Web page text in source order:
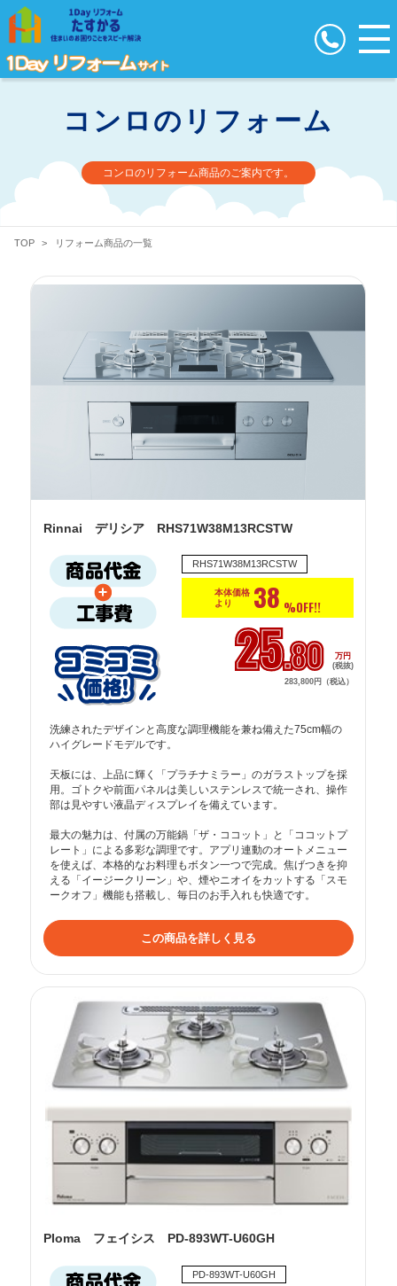
コンロのリフォーム
コンロのリフォーム商品のご案内です。
TOP > リフォーム商品の一覧
Rinnai デリシア RHS71W38M13RCSTW
RHS71W38M13RCSTW
本体価格
より
38 %OFF!!
25.80
万円
(税抜)
283,800円（税込）
洗練されたデザインと高度な調理機能を兼ね備えた75cm幅の
ハイグレードモデルです。
天板には、上品に輝く「プラチナミラー」のガラストップを採
用。ゴトクや前面パネルは美しいステンレスで統一され、操作
部は見やすい液晶ディスプレイを備えています。
最大の魅力は、付属の万能鍋「ザ・ココット」と「ココットプ
レート」による多彩な調理です。アプリ連動のオートメニュー
を使えば、本格的なお料理もボタン一つで完成。焦げつきを抑
える「イージークリーン」や、煙やニオイをカットする「スモ
ークオフ」機能も搭載し、毎日のお手入れも快適です。
この商品を詳しく見る
Ploma フェイシス PD-893WT-U60GH
PD-893WT-U60GH